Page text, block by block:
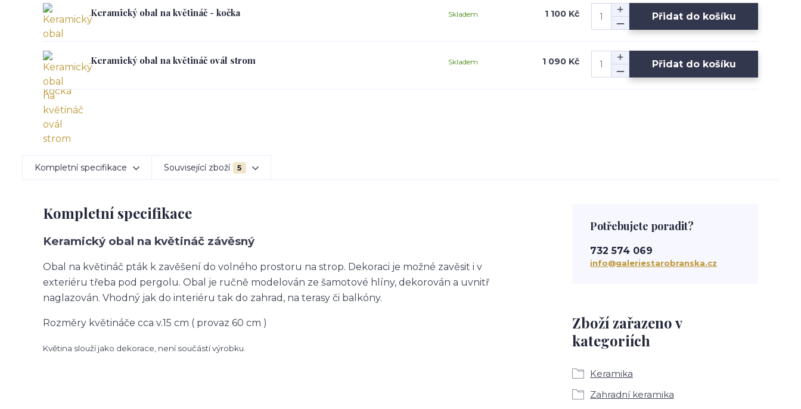
Keramický obal na květináč - kočka 1 100 Kč
Skladem Přidat do košíku
Keramický obal na květináč ovál strom 1 090 Kč
Skladem Přidat do košíku
Kompletní specifikace Související zboží 5
Kompletní specifikace
Keramický obal na květináč závěsný
Obal na květináč pták k zavěšení do volného prostoru na strop. Dekoraci je možné zavěsit i v
exteriéru třeba pod pergolu. Obal je ručně modelován ze šamotové hlíny, dekorován a uvnitř
naglazován. Vhodný jak do interiéru tak do zahrad, na terasy či balkóny.
Rozměry květináče cca v.15 cm ( provaz 60 cm )
Květina slouží jako dekorace, není součástí výrobku.
Zboží zařazeno v
kategoriích
Keramika
Zahradní keramika
Potřebujete poradit?
732 574 069
info@galeriestarobranska.cz